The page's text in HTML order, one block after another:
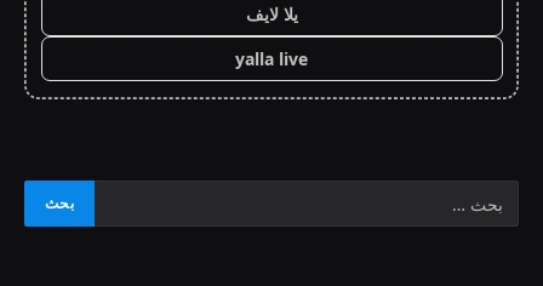
يلا لايف
yalla live